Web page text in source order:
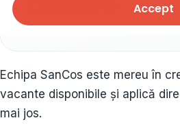
Echipa SanCos este mereu în
vacante disponibile și aplică
mai jos.
Accept